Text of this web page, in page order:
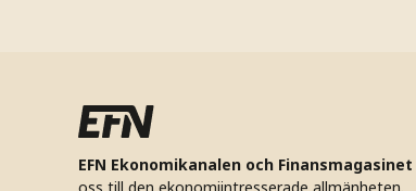
EFN Ekonomikanalen och Finansmagasinet
oss till den ekonomiintresserade allmänheten.